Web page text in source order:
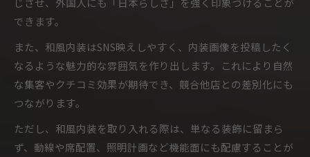
居酒屋建築美の最新トレンドを徹底解説
居酒屋建築美に映える和とレトロの融合例
居酒屋空間で話題のトレンドアイデア集
居酒屋建築美とSNS映え外観の新常識
できます。
また、和風内装はSNS映えしやすく、内装画像を投稿したく
なるような魅力的な雰囲気を作り出します。これにより自然
な集客やクチコミ効果が期待でき、競合他店との差別化にも
つながります。
ただし、和風内装を取り入れる際は、単なる装飾に留まら
ず、動線や席配置、照明計画など機能面にも配慮することが